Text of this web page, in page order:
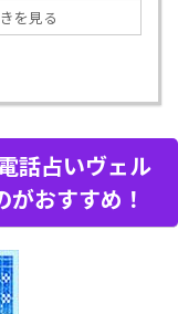
を見る
話占いヴェル
おすすめ！